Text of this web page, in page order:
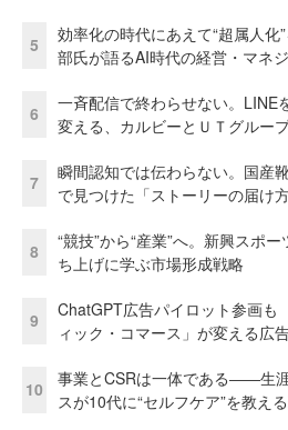
5
効率化の時代にあえて“超属人
部氏が語るAI時代の経営・マネ
6
一斉配信で終わらせない。LINE
変える、カルビーとＵＴグルー
7
瞬間認知では伝わらない。国産
で見つけた「ストーリーの届け方
8
“競技”から“産業”へ。新興スポ
ち上げに学ぶ市場形成戦略
9
ChatGPT広告パイロット参画
ィック・コマース」が変える広
10
事業とCSRは一体である――生
スが10代に“セルフケア”を教え